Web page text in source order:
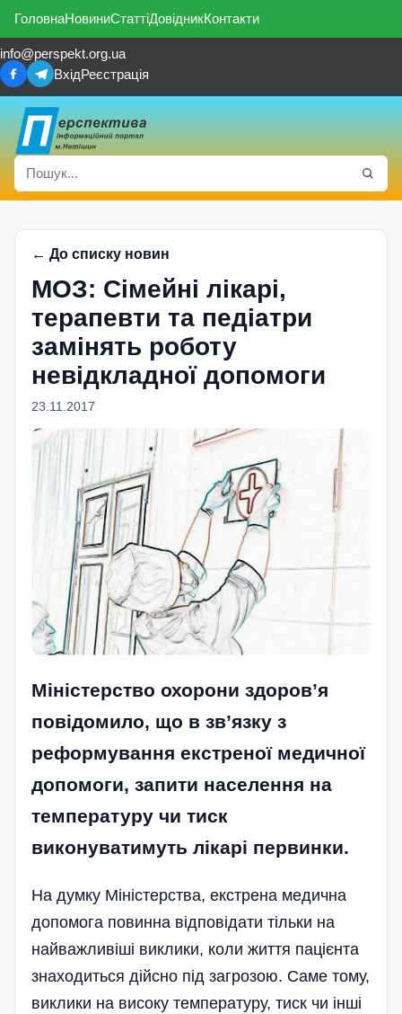
ГоловнаНовиниСтаттіДовідникКонтакти
info@perspekt.org.ua
ВхідРеєстрація
← До списку новин
МОЗ: Сімейні лікарі,
терапевти та педіатри
замінять роботу
невідкладної допомоги
23.11.2017
Міністерство охорони здоров’я
повідомило, що в зв’язку з
реформування екстреної медичної
допомоги, запити населення на
температуру чи тиск
виконуватимуть лікарі первинки.
На думку Міністерства, екстрена медична
допомога повинна відповідати тільки на
найважливіші виклики, коли життя пацієнта
знаходиться дійсно під загрозою. Саме тому,
виклики на високу температуру, тиск чи інші